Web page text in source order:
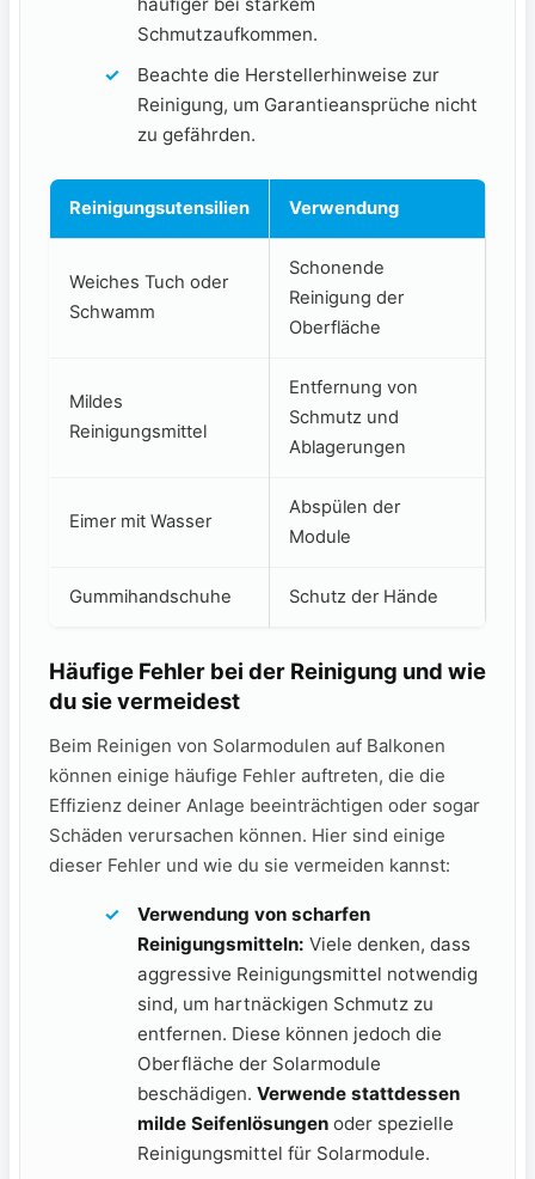
Schmutzaufkommen.
Beachte die Herstellerhinweise zur
Reinigung, um Garantieansprüche nicht
zu gefährden.
Reinigungsutensilien Verwendung
Weiches Tuch oder
Schwamm
Schonende
Reinigung der
Oberfläche
Mildes
Reinigungsmittel
Entfernung von
Schmutz und
Ablagerungen
Eimer mit Wasser
Abspülen der
Module
Gummihandschuhe Schutz der Hände
Häufige ⁣Fehler bei der Reinigung und wie
du sie vermeidest
Beim Reinigen von Solarmodulen auf Balkonen
können einige häufige ​Fehler auftreten, ⁢die die
Effizienz deiner Anlage ⁤beeinträchtigen oder sogar
Schäden‍ verursachen können. Hier ⁣sind einige
dieser Fehler und ⁣wie⁤ du sie vermeiden kannst:
Verwendung von scharfen
Reinigungsmitteln: ⁢Viele denken, dass
aggressive Reinigungsmittel ⁣notwendig
⁤sind, um hartnäckigen Schmutz zu
entfernen. Diese können jedoch die
Oberfläche der ​Solarmodule
beschädigen. Verwende ‍stattdessen
milde Seifenlösungenoder spezielle
Reinigungsmittel für Solarmodule.